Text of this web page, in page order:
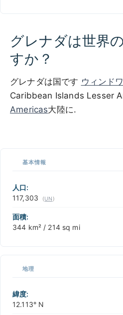
グレナダは世界
すか？
グレナダは国です ウィンド
Caribbean Islands Lesser
Americas大陸に.
−
基本情報
人口:
117,303
(UN)
面積:
344 km² / 214 sq mi
地理
緯度:
12.113° N